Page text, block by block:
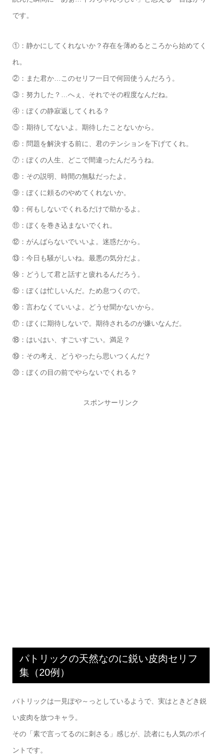
です。
①：静かにしてくれないか？存在を薄めるところから始めてく
れ。
②：また君か…このセリフ一日で何回使うんだろう。
③：努力した？…へぇ、それでその程度なんだね。
④：ぼくの静寂返してくれる？
⑤：期待してないよ。期待したことないから。
⑥：問題を解決する前に、君のテンションを下げてくれ。
⑦：ぼくの人生、どこで間違ったんだろうね。
⑧：その説明、時間の無駄だったよ。
⑨：ぼくに頼るのやめてくれないか。
⑩：何もしないでくれるだけで助かるよ。
⑪：ぼくを巻き込まないでくれ。
⑫：がんばらないでいいよ。迷惑だから。
⑬：今日も騒がしいね。最悪の気分だよ。
⑭：どうして君と話すと疲れるんだろう。
⑮：ぼくは忙しいんだ。ため息つくので。
⑯：言わなくていいよ。どうせ聞かないから。
⑰：ぼくに期待しないで。期待されるのが嫌いなんだ。
⑱：はいはい、すごいすごい。満足？
⑲：その考え、どうやったら思いつくんだ？
⑳：ぼくの目の前でやらないでくれる？
スポンサーリンク
パトリックの天然なのに鋭い皮肉セリフ
集（20例）
パトリックは一見ぽや～っとしているようで、実はときどき鋭
い皮肉を放つキャラ。
その「素で言ってるのに刺さる」感じが、読者にも人気のポイ
ントです。